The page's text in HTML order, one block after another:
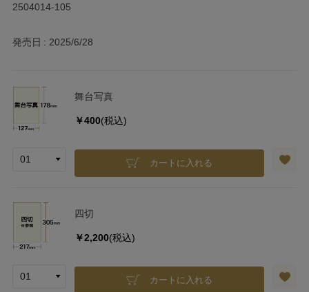
2504014-105
発売日 2025/6/28
舞台写真
￥400(税込)
カートに入れる
四切
￥2,200(税込)
カートに入れる